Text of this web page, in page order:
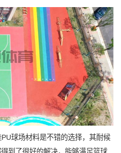
球场材料是不错的选择，其耐候
到了很好的解决，能够满足篮球